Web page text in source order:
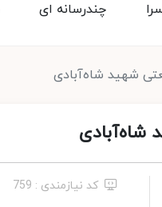
چندرسانه ای
شهید شاه‌آبادی
کد نیازمندی : 759